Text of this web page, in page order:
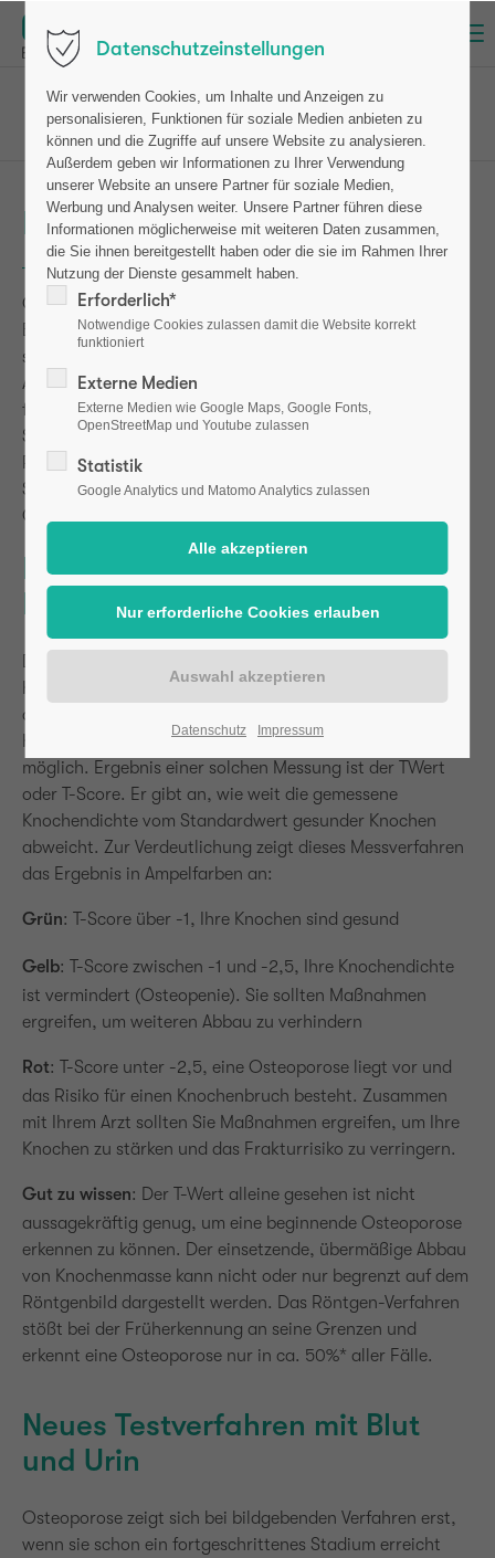
osteotest Patienten
Früherkennung & Diagnose
Früherkennung und Diagnose
Osteoporose bleibt oft lange Zeit unentdeckt. Erst ein
Bruch lässt aufhorchen. Dabei können beispielsweise
ständige Rückenschmerzen bei allen, die über 60 sind, ein
Alarmsignal sein. Unsere Knochen bilden die Grundlage
für Form und Statik des menschlichen Körpers.
Schwächelt das Knochengerüst, wirkt sich das zuerst im
Rücken aus. Auch eine Arthrose kann ein Warnsignal sein.
Schnell und unkompliziert können Sie das Risiko, an
Osteoporose zu erkranken.
Röntgen zur
Knochendichtemessung (DXA)
Die Diagnose einer Osteoporose erfolgt oftmals per
Knochendichtemessung mit Röntgenstrahlen (DXA). Auf
dem Röntgenbild sind Veränderungen in der
Knochenstruktur erst im fortgeschrittenen Stadium
möglich. Ergebnis einer solchen Messung ist der TWert
oder T-Score. Er gibt an, wie weit die gemessene
Knochendichte vom Standardwert gesunder Knochen
abweicht. Zur Verdeutlichung zeigt dieses Messverfahren
das Ergebnis in Ampelfarben an:
Grün: T-Score über -1, Ihre Knochen sind gesund
Gelb: T-Score zwischen -1 und -2,5, Ihre Knochendichte
ist vermindert (Osteopenie). Sie sollten Maßnahmen
ergreifen, um weiteren Abbau zu verhindern
Rot: T-Score unter -2,5, eine Osteoporose liegt vor und
das Risiko für einen Knochenbruch besteht. Zusammen
mit Ihrem Arzt sollten Sie Maßnahmen ergreifen, um Ihre
Knochen zu stärken und das Frakturrisiko zu verringern.
Gut zu wissen: Der T-Wert alleine gesehen ist nicht
aussagekräftig genug, um eine beginnende Osteoporose
erkennen zu können. Der einsetzende, übermäßige Abbau
von Knochenmasse kann nicht oder nur begrenzt auf dem
Röntgenbild dargestellt werden. Das Röntgen-Verfahren
stößt bei der Früherkennung an seine Grenzen und
erkennt eine Osteoporose nur in ca. 50%* aller Fälle.
Neues Testverfahren mit Blut
und Urin
Osteoporose zeigt sich bei bildgebenden Verfahren erst,
wenn sie schon ein fortgeschrittenes Stadium erreicht
Datenschutzeinstellungen
Wir verwenden Cookies, um Inhalte und Anzeigen zu
personalisieren, Funktionen für soziale Medien anbieten zu
können und die Zugriffe auf unsere Website zu analysieren.
Außerdem geben wir Informationen zu Ihrer Verwendung
unserer Website an unsere Partner für soziale Medien,
Werbung und Analysen weiter. Unsere Partner führen diese
Informationen möglicherweise mit weiteren Daten zusammen,
die Sie ihnen bereitgestellt haben oder die sie im Rahmen Ihrer
Nutzung der Dienste gesammelt haben.
Erforderlich*
Notwendige Cookies zulassen damit die Website korrekt
funktioniert
Externe Medien
Externe Medien wie Google Maps, Google Fonts,
OpenStreetMap und Youtube zulassen
Statistik
Google Analytics und Matomo Analytics zulassen
Datenschutz Impressum